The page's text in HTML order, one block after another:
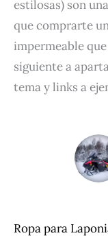
estilosas) son
que comprarte
impermeable
siguiente a
tema y links a
Ropa para